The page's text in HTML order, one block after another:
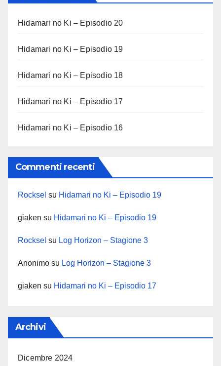
Hidamari no Ki – Episodio 20
Hidamari no Ki – Episodio 19
Hidamari no Ki – Episodio 18
Hidamari no Ki – Episodio 17
Hidamari no Ki – Episodio 16
Commenti recenti
Rocksel su Hidamari no Ki – Episodio 19
giaken su Hidamari no Ki – Episodio 19
Rocksel su Log Horizon – Stagione 3
Anonimo su Log Horizon – Stagione 3
giaken su Hidamari no Ki – Episodio 17
Archivi
Dicembre 2024